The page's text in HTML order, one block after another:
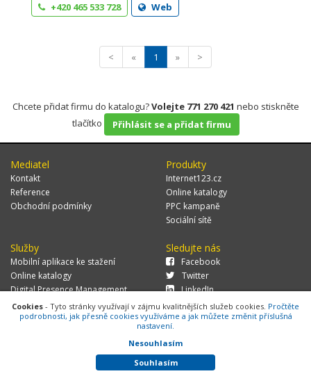
+420 465 533 728
Web
< « 1 » >
Chcete přidat firmu do katalogu?Volejte 771 270 421 nebo stiskněte
tlačítko
Přihlásit se a přidat firmu
Mediatel
Kontakt
Reference
Obchodní podmínky
Produkty
Internet123.cz
Online katalogy
PPC kampaně
Sociální sítě
Služby
Mobilní aplikace ke stažení
Online katalogy
Digital Presence Management
Více zákazníků
Sledujte nás
Facebook
Twitter
LinkedIn
© 2026 MEDIATEL CZ, s.r.o.,Za Potokem 46/4, 106 00 Praha 10, tel.:
+420 771 270 421, verze 1.29.0.143,
Cookies
Cookies - Tyto stránky využívají v zájmu kvalitnějších služeb cookies. Pročtěte
podrobnosti, jak přesně cookies využíváme a jak můžete změnit příslušná
nastavení.
Nesouhlasím
Souhlasím